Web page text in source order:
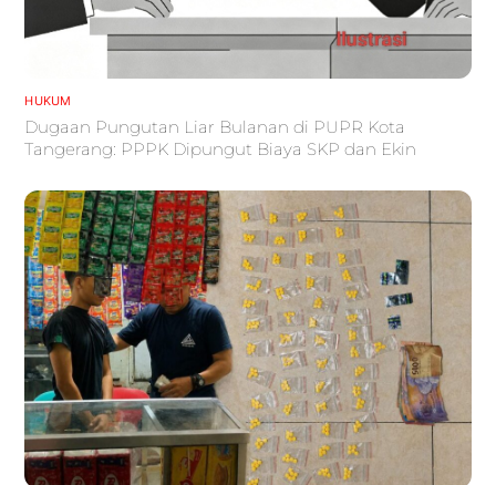
HUKUM
Dugaan Pungutan Liar Bulanan di PUPR Kota
Tangerang: PPPK Dipungut Biaya SKP dan Ekin